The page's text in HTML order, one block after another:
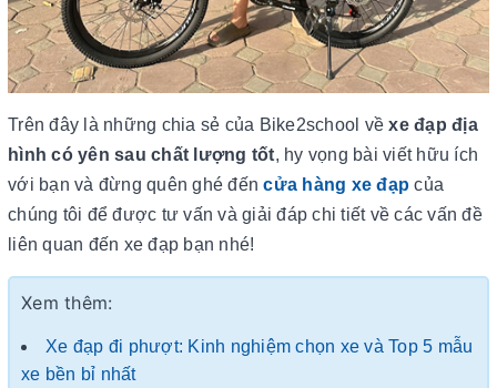
Trên đây là những chia sẻ của Bike2school vềxe đạp địa
hình có yên sau chất lượng tốt, hy vọng bài viết hữu ích
với bạn và đừng quên ghé đếncửa hàng xe đạp của
chúng tôi để được tư vấn và giải đáp chi tiết về các vấn đề
liên quan đến xe đạp bạn nhé!
Xem thêm:
Xe đạp đi phượt: Kinh nghiệm chọn xe và Top 5 mẫu
xe bền bỉ nhất